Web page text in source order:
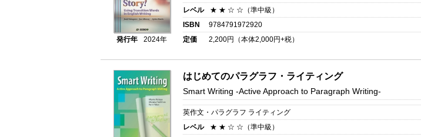
発行年 2024年
レベル
★ ★ ☆ ☆（準中級）
ISBN
9784791972920
定価
2,200円（本体2,000円+税）
はじめてのパラグラフ・ライティング
Smart Writing -Active Approach to Paragraph Writing-
英作文・パラグラフ ライティング
レベル
★ ★ ☆ ☆（準中級）